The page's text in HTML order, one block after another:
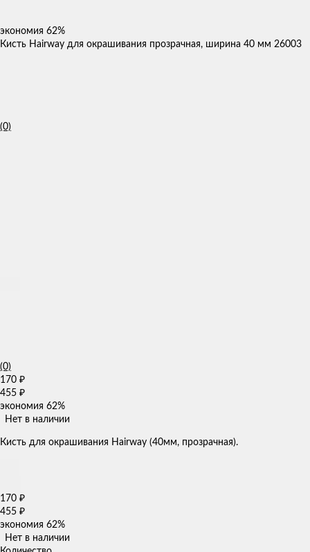
экономия 62%
Кисть Hairway для окрашивания прозрачная, ширина 40 мм 26003
(0)
(0)
170 ₽
455 ₽
экономия 62%
Нет в наличии
Кисть для окрашивания Hairway (40мм, прозрачная).
170 ₽
455 ₽
экономия 62%
Нет в наличии